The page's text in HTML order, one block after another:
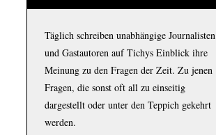
Täglich schreiben unabhängige Journalisten
und Gastautoren auf Tichys Einblick ihre
Meinung zu den Fragen der Zeit. Zu jenen
Fragen, die sonst oft all zu einseitig
dargestellt oder unter den Teppich gekehrt
werden.